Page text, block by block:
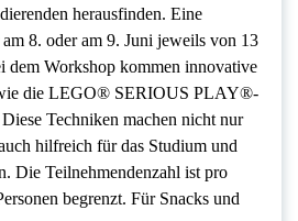
herausfinden. Eine
8. oder am 9. Juni jeweils von 13
dem Workshop kommen innovative
die LEGO® SERIOUS PLAY®-
Techniken machen nicht nur
hilfreich für das Studium und
Die Teilnehmendenzahl ist pro
begrenzt. Für Snacks und